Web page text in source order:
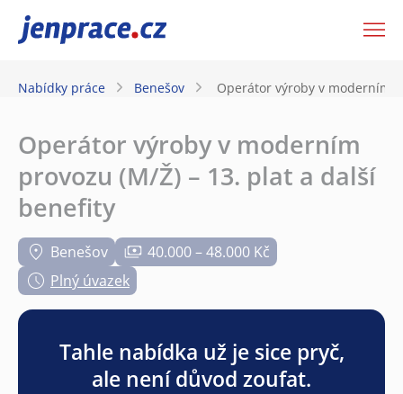
JenPráce.cz
Nabídky práce Benešov Operátor výroby v moderním
Operátor výroby v moderním
provozu (M/Ž) – 13. plat a další
benefity
Benešov
40.000 – 48.000 Kč
Plný úvazek
Tahle nabídka už je sice pryč,
ale není důvod zoufat.